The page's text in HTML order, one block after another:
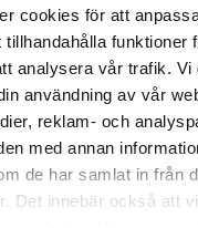
cookies för att
tillhandahålla funktioner
analysera vår trafik. Vi
användning av vår
reklam- och
med annan
de har samlat in från
Det innebär också att
krävs.
på fika.
kommer
workshopen att
du digitalt bekräftar